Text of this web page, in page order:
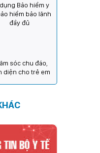
Bảo hiểm y
hiểm bảo lãnh
đầy đủ
sóc chu đáo,
diện cho trẻ em